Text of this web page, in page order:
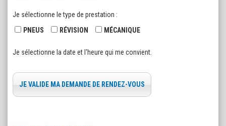
Je sélectionne le type de prestation :
PNEUS
RÉVISION MÉCANIQUE
Je sélectionne la date et l'heure qui me convient.
JE VALIDE MA DEMANDE DE RENDEZ-VOUS